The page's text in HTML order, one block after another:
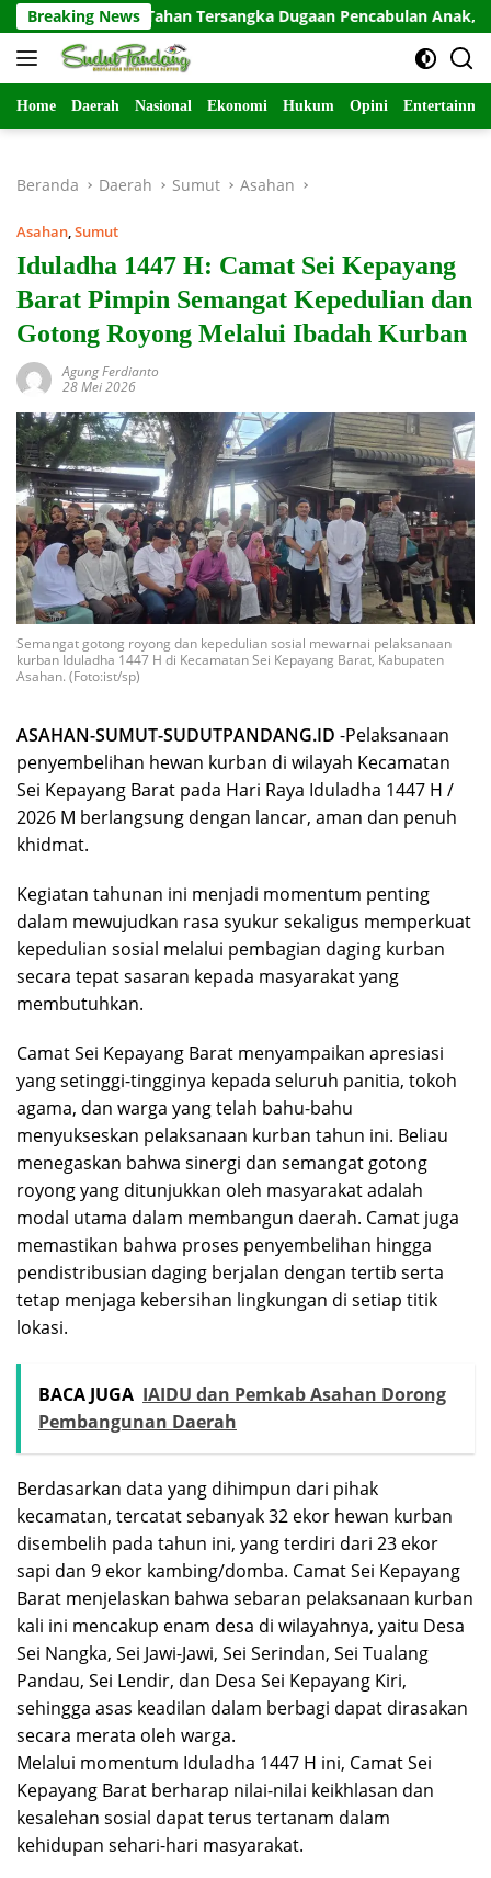
Langsung
ke
konten
Breaking News
Kota Tahan Tersangka Dugaan Pencabulan Anak, Kejaksaan
Home Daerah Nasional Ekonomi Hukum Opini
Beranda Daerah Sumut Asahan
Asahan,Sumut
Iduladha 1447 H: Camat Sei Kepayang
Barat Pimpin Semangat Kepedulian dan
Gotong Royong Melalui Ibadah Kurban
Agung Ferdianto
28 Mei 2026
Semangat gotong royong dan kepedulian sosial mewarnai pelaksanaan
kurban Iduladha 1447 H di Kecamatan Sei Kepayang Barat, Kabupaten
Asahan. (Foto:ist/sp)
ASAHAN-SUMUT-SUDUTPANDANG.ID -Pelaksanaan
penyembelihan hewan kurban di wilayah Kecamatan
Sei Kepayang Barat pada Hari Raya Iduladha 1447 H /
2026 M berlangsung dengan lancar, aman dan penuh
khidmat.
Kegiatan tahunan ini menjadi momentum penting
dalam mewujudkan rasa syukur sekaligus memperkuat
kepedulian sosial melalui pembagian daging kurban
secara tepat sasaran kepada masyarakat yang
membutuhkan.
​Camat Sei Kepayang Barat menyampaikan apresiasi
yang setinggi-tingginya kepada seluruh panitia, tokoh
agama, dan warga yang telah bahu-bahu
menyukseskan pelaksanaan kurban tahun ini. Beliau
menegaskan bahwa sinergi dan semangat gotong
royong yang ditunjukkan oleh masyarakat adalah
modal utama dalam membangun daerah. Camat juga
memastikan bahwa proses penyembelihan hingga
pendistribusian daging berjalan dengan tertib serta
tetap menjaga kebersihan lingkungan di setiap titik
lokasi.
BACA JUGA IAIDU dan Pemkab Asahan Dorong
Pembangunan Daerah
​Berdasarkan data yang dihimpun dari pihak
kecamatan, tercatat sebanyak 32 ekor hewan kurban
disembelih pada tahun ini, yang terdiri dari 23 ekor
sapi dan 9 ekor kambing/domba. Camat Sei Kepayang
Barat menjelaskan bahwa sebaran pelaksanaan kurban
kali ini mencakup enam desa di wilayahnya, yaitu Desa
Sei Nangka, Sei Jawi-Jawi, Sei Serindan, Sei Tualang
Pandau, Sei Lendir, dan Desa Sei Kepayang Kiri,
sehingga asas keadilan dalam berbagi dapat dirasakan
secara merata oleh warga.
​Melalui momentum Iduladha 1447 H ini, Camat Sei
Kepayang Barat berharap nilai-nilai keikhlasan dan
kesalehan sosial dapat terus tertanam dalam
kehidupan sehari-hari masyarakat.